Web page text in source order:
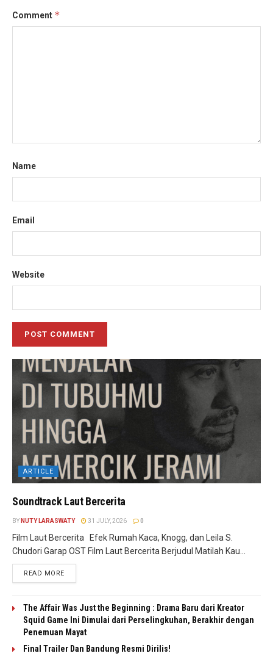
Comment *
Name
Email
Website
ARTICLE
Soundtrack Laut Bercerita
BY NUTY LARASWATY 31 JULY, 2026 0
Film Laut Bercerita Efek Rumah Kaca, Knogg, dan Leila S.
Chudori Garap OST Film Laut Bercerita Berjudul Matilah Kau...
READ MORE
The Affair Was Just the Beginning : Drama Baru dari Kreator
Squid Game Ini Dimulai dari Perselingkuhan, Berakhir dengan
Penemuan Mayat
Final Trailer Dan Bandung Resmi Dirilis!